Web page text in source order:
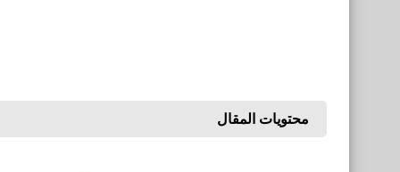
محتويات المقال